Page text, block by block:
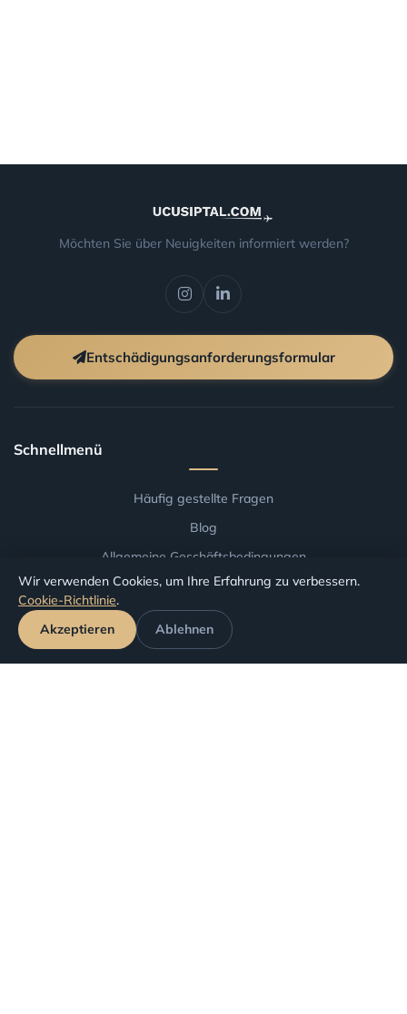
Möchten Sie über Neuigkeiten informiert werden?
Entschädigungsanforderungsformular
Schnellmenü
Häufig gestellte Fragen
Blog
Allgemeine Geschäftsbedingungen
Entschaedigung nach Flughafen
Entschaedigung nach Fluggesellschaft
Antrag verfolgen
Wir verwenden Cookies, um Ihre Erfahrung zu verbessern.
Cookie-Richtlinie.
Akzeptieren
Ablehnen